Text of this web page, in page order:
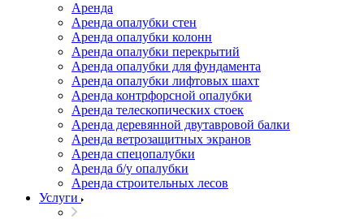
Аренда
Аренда опалубки стен
Аренда опалубки колонн
Аренда опалубки перекрытий
Аренда опалубки для фундамента
Аренда опалубки лифтовых шахт
Аренда контрфорсной опалубки
Аренда телескопических стоек
Аренда деревянной двутавровой балки
Аренда ветрозащитных экранов
Аренда спецопалубки
Аренда б/у опалубки
Аренда строительных лесов
Услуги